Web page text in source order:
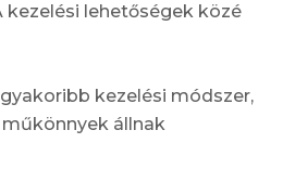
kezelési lehetőségek közé
kezelési módszer,
állnak